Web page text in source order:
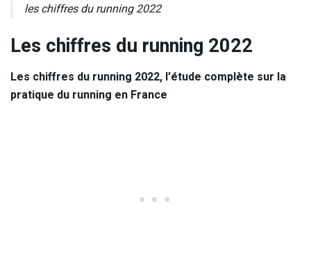
les chiffres du running 2022
Les chiffres du running 2022
Les chiffres du running 2022, l’étude complète sur la
pratique du running en France